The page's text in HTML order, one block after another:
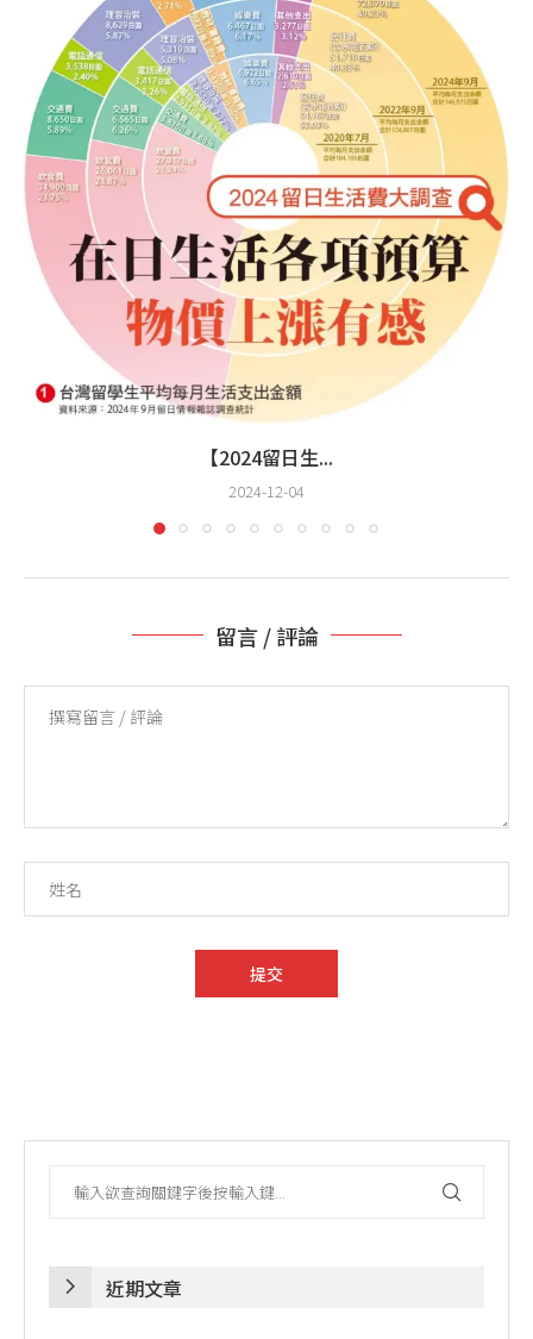
【2024留日生...
2024-12-04
留言 / 評論
近期文章